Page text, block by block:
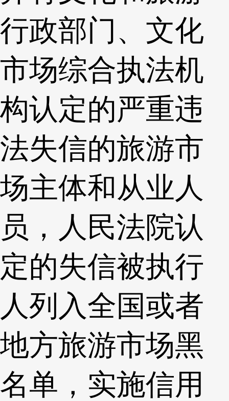
行政部门、文化
市场综合执法机
构认定的严重违
法失信的旅游市
场主体和从业人
员，人民法院认
定的失信被执行
人列入全国或者
地方旅游市场黑
名单，实施信用